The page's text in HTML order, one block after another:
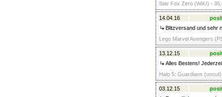
Star Fox Zero (WiiU) -
14.04.16
Blitzversand und sehr
Lego Marvel Avengers
13.12.15
Alles Bestens!
Halo 5: Guardians
03.12.15